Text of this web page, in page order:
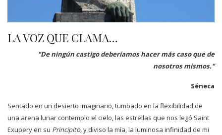
LA VOZ QUE CLAMA…
"De ningún castigo deberíamos hacer más caso que de
nosotros mismos."
Séneca
Sentado en un desierto imaginario, tumbado en la flexibilidad de
una arena lunar contemplo el cielo, las estrellas que nos legó Saint
Exupery en su Principito,y diviso la mía, la luminosa infinidad de mi